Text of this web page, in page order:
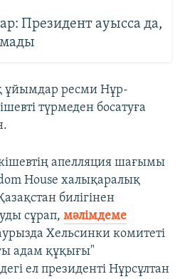
Президент ауысса да,
ұйымдар ресми Нұр-
түрмеден босатуға
апелляция шағымы
House халықаралық
билігінен
сұрап, мәлімдеме
Хельсинки комитеті
адам құқығы"
ел президенті Нұрсұлтан